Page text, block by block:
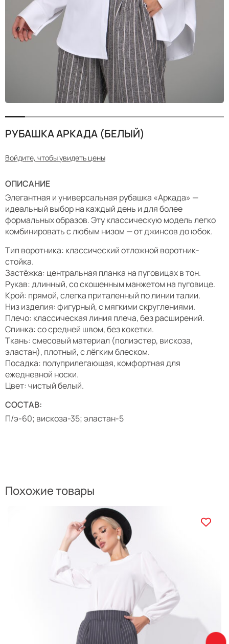
РУБАШКА АРКАДА (БЕЛЫЙ)
Войдите, чтобы увидеть цены
ОПИСАНИЕ
Элегантная и универсальная рубашка «Аркада» —
идеальный выбор на каждый день и для более
формальных образов. Эту классическую модель легко
комбинировать с любым низом — от джинсов до юбок.
Тип воротника: классический отложной воротник-
стойка.
Застёжка: центральная планка на пуговицах в тон.
Рукав: длинный, со скошенным манжетом на пуговице.
Крой: прямой, слегка приталенный по линии талии.
Низ изделия: фигурный, с мягкими скруглениями.
Плечо: классическая линия плеча, без расширений.
Спинка: со средней швом, без кокетки.
Ткань: смесовый материал (полиэстер, вискоза,
эластан), плотный, с лёгким блеском.
Посадка: полуприлегающая, комфортная для
ежедневной носки.
Цвет: чистый белый.
СОСТАВ:
П/э-60; вискоза-35; эластан-5
Похожие товары